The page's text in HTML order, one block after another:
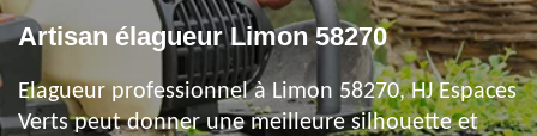
Artisan élagueur Limon 58270
Elagueur professionnel à Limon 58270, HJ Espaces
Verts peut donner une meilleure silhouette et